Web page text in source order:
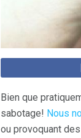
Bien que
sabotage! Nous
ou provoquant